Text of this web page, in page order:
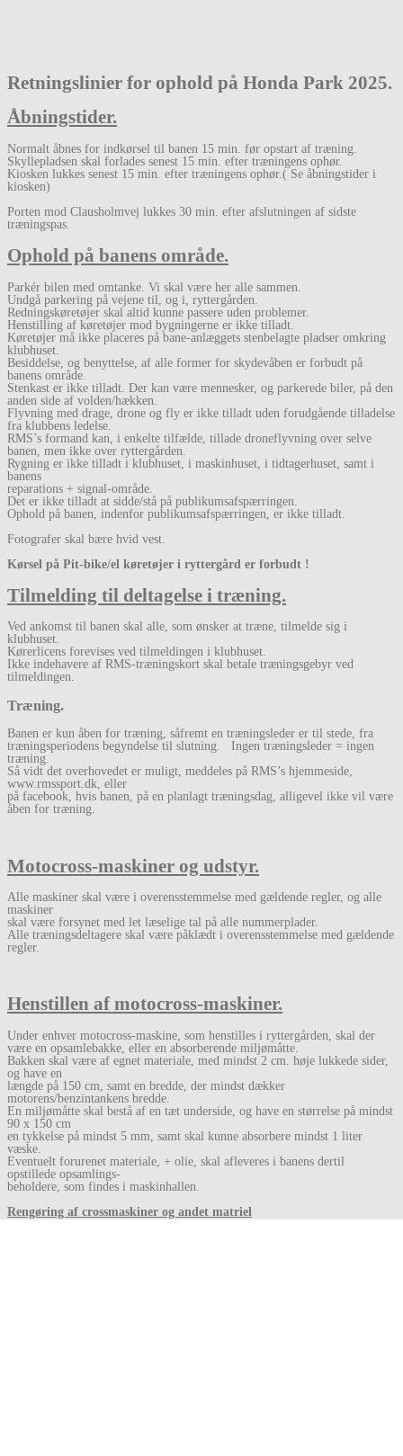
Retningslinier for ophold på Honda Park 2025.
Åbningstider.
Normalt åbnes for indkørsel til banen 15 min. før opstart af træning.
Skyllepladsen skal forlades senest 15 min. efter træningens ophør.
Kiosken lukkes senest 15 min. efter træningens ophør.( Se åbningstider i
kiosken)
Porten mod Clausholmvej lukkes 30 min. efter afslutningen af sidste
træningspas.
Ophold på banens område.
Parkér bilen med omtanke. Vi skal være her alle sammen.
Undgå parkering på vejene til, og i, ryttergården.
Redningskøretøjer skal altid kunne passere uden problemer.
Henstilling af køretøjer mod bygningerne er ikke tilladt.
Køretøjer må ikke placeres på bane-anlæggets stenbelagte pladser omkring
klubhuset.
Besiddelse, og benyttelse, af alle former for skydevåben er forbudt på
banens område.
Stenkast er ikke tilladt. Der kan være mennesker, og parkerede biler, på den
anden side af volden/hækken.
Flyvning med drage, drone og fly er ikke tilladt uden forudgående tilladelse
fra klubbens ledelse.
RMS’s formand kan, i enkelte tilfælde, tillade droneflyvning over selve
banen, men ikke over ryttergården.
Rygning er ikke tilladt i klubhuset, i maskinhuset, i tidtagerhuset, samt i
banens
reparations + signal-område.
Det er ikke tilladt at sidde/stå på publikumsafspærringen.
Ophold på banen, indenfor publikumsafspærringen, er ikke tilladt.
Fotografer skal bære hvid vest.
Kørsel på Pit-bike/el køretøjer i ryttergård er forbudt !
Tilmelding til deltagelse i træning.
Ved ankomst til banen skal alle, som ønsker at træne, tilmelde sig i
klubhuset.
Kørerlicens forevises ved tilmeldingen i klubhuset.
Ikke indehavere af RMS-træningskort skal betale træningsgebyr ved
tilmeldingen.
Træning.
Banen er kun åben for træning, såfremt en træningsleder er til stede, fra
træningsperiodens begyndelse til slutning. Ingen træningsleder = ingen
træning.
Så vidt det overhovedet er muligt, meddeles på RMS’s hjemmeside,
www.rmssport.dk, eller
på facebook, hvis banen, på en planlagt træningsdag, alligevel ikke vil være
åben for træning.
Motocross-maskiner og udstyr.
Alle maskiner skal være i overensstemmelse med gældende regler, og alle
maskiner
skal være forsynet med let læselige tal på alle nummerplader.
Alle træningsdeltagere skal være påklædt i overensstemmelse med gældende
regler.
Henstillen af motocross-maskiner.
Under enhver motocross-maskine, som henstilles i ryttergården, skal der
være en opsamlebakke, eller en absorberende miljømåtte.
Bakken skal være af egnet materiale, med mindst 2 cm. høje lukkede sider,
og have en
længde på 150 cm, samt en bredde, der mindst dækker
motorens/benzintankens bredde.
En miljømåtte skal bestå af en tæt underside, og have en størrelse på mindst
90 x 150 cm
en tykkelse på mindst 5 mm, samt skal kunne absorbere mindst 1 liter
væske.
Eventuelt forurenet materiale, + olie, skal afleveres i banens dertil
opstillede opsamlings-
beholdere, som findes i maskinhallen.
Rengøring af crossmaskiner og andet matriel